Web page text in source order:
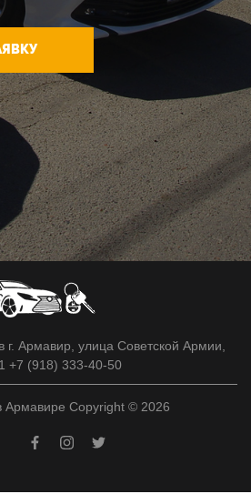
г. Армавир, улица Советской Армии,
+7 (918) 333-40-50
Армавире Copyright © 2026